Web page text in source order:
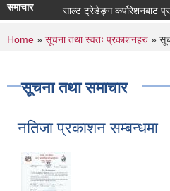
समाचार साल्ट ट्रेडेङ्ग कर्पोरेशनबाट
You are here
Home » सूचना तथा स्वतः प्रकाशनहरु »
सूचना तथा समाचार
नतिजा प्रकाशन सम्बन्धमा